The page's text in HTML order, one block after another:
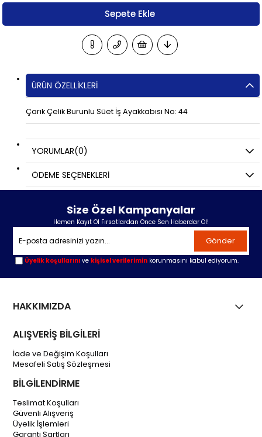
ÜRÜN ÖZELLIKLERI
Çarık Çelik Burunlu Süet İş Ayakkabısı No: 44
YORUMLAR(0)
ÖDEME SEÇENEKLERI
Size Özel Kampanyalar
Hemen Kayıt Ol Fırsatlardan Önce Sen Haberdar Ol!
Gönder
Üyelik koşullarını ve kişisel verilerimin korunmasını kabul ediyorum.
HAKKIMIZDA
ALIŞVERİŞ BİLGİLERİ
İade ve Değişim Koşulları
Mesafeli Satış Sözleşmesi
BİLGİLENDİRME
Teslimat Koşulları
Güvenli Alışveriş
Üyelik İşlemleri
Garanti Şartları